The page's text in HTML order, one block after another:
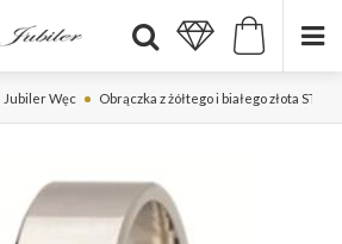
Jubiler Węc Obrączka z żółtego i białego złota ST-